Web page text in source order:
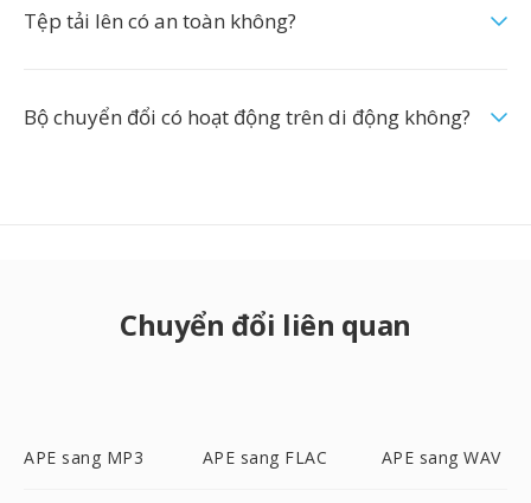
Tệp tải lên có an toàn không?
Bộ chuyển đổi có hoạt động trên di động không?
Chuyển đổi liên quan
APE sang MP3 APE sang FLAC APE sang WAV